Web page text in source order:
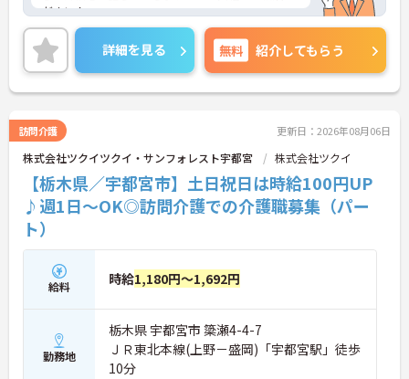
ださい！
詳細を見る 無料 紹介してもらう
訪問介護 更新日：2026年08月06日
株式会社ツクイツクイ・サンフォレスト宇都宮 株式会社ツクイ
【栃木県／宇都宮市】土日祝日は時給100円UP
♪週1日～OK◎訪問介護での介護職募集（パー
ト）
給料 時給1,180円～1,692円
勤務地
栃木県 宇都宮市 簗瀬4-4-7
ＪＲ東北本線(上野－盛岡)「宇都宮駅」徒歩
10分